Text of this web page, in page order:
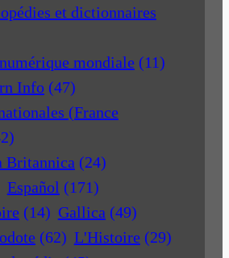
et dictionnaires
mondiale (11)
Info (47)
(France
Britannica (24)
Español (171)
(14) Gallica (49)
(62) L'Histoire (29)